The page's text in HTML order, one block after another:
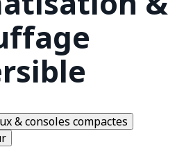
& consoles compactes